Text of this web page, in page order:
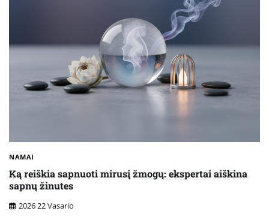
NAMAI
Ką reiškia sapnuoti mirusį žmogų: ekspertai aiškina
sapnų žinutes
2026 22 Vasario